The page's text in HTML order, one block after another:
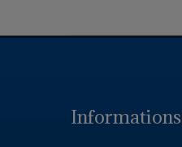
Informations